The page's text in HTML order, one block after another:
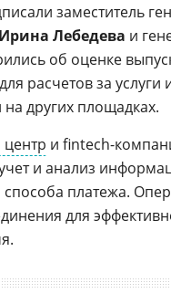
заместитель
Ирина Лебедева и
об оценке
расчетов за
других площадках.
и fintech-
и анализ
способа платежа.
для